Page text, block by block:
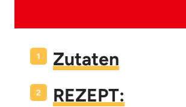
Zutaten
REZEPT: